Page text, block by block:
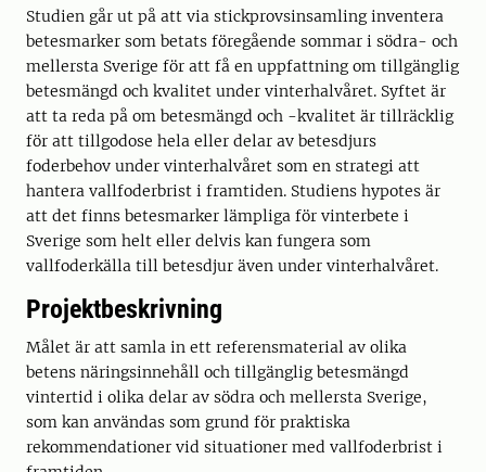
Studien går ut på att via stickprovsinsamling inventera
betesmarker som betats föregående sommar i södra- och
mellersta Sverige för att få en uppfattning om tillgänglig
betesmängd och kvalitet under vinterhalvåret. Syftet är
att ta reda på om betesmängd och -kvalitet är tillräcklig
för att tillgodose hela eller delar av betesdjurs
foderbehov under vinterhalvåret som en strategi att
hantera vallfoderbrist i framtiden. Studiens hypotes är
att det finns betesmarker lämpliga för vinterbete i
Sverige som helt eller delvis kan fungera som
vallfoderkälla till betesdjur även under vinterhalvåret.
Projektbeskrivning
Målet är att samla in ett referensmaterial av olika
betens näringsinnehåll och tillgänglig betesmängd
vintertid i olika delar av södra och mellersta Sverige,
som kan användas som grund för praktiska
rekommendationer vid situationer med vallfoderbrist i